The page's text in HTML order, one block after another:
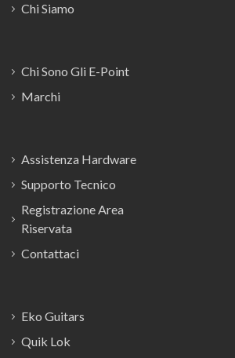
Chi Siamo
Chi Sono Gli E-Point
Marchi
Assistenza Hardware
Supporto Tecnico
Registrazione Area
Riservata
Contattaci
Eko Guitars
Quik Lok